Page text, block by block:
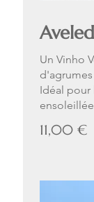
Un Vinho
Idéal pour
11,00 €